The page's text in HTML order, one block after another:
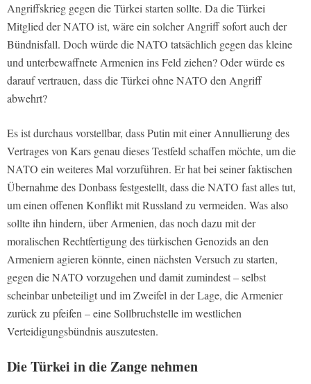
Angriffskrieg gegen die Türkei starten sollte. Da die Türkei
Mitglied der NATO ist, wäre ein solcher Angriff sofort auch der
Bündnisfall. Doch würde die NATO tatsächlich gegen das kleine
und unterbewaffnete Armenien ins Feld ziehen? Oder würde es
darauf vertrauen, dass die Türkei ohne NATO den Angriff
abwehrt?
Es ist durchaus vorstellbar, dass Putin mit einer Annullierung des
Vertrages von Kars genau dieses Testfeld schaffen möchte, um die
NATO ein weiteres Mal vorzuführen. Er hat bei seiner faktischen
Übernahme des Donbass festgestellt, dass die NATO fast alles tut,
um einen offenen Konflikt mit Russland zu vermeiden. Was also
sollte ihn hindern, über Armenien, das noch dazu mit der
moralischen Rechtfertigung des türkischen Genozids an den
Armeniern agieren könnte, einen nächsten Versuch zu starten,
gegen die NATO vorzugehen und damit zumindest – selbst
scheinbar unbeteiligt und im Zweifel in der Lage, die Armenier
zurück zu pfeifen – eine Sollbruchstelle im westlichen
Verteidigungsbündnis auszutesten.
Die Türkei in die Zange nehmen